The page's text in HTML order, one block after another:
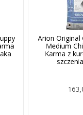
Arion Original
Medium
Karma z